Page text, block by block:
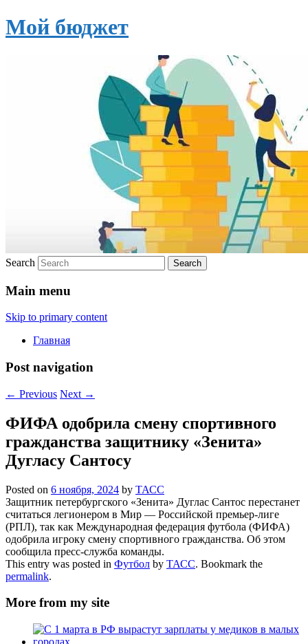
Мой бюджет
Search
Main menu
Skip to primary content
Главная
Post navigation
← Previous Next →
ФИФА одобрила смену спортивного
гражданства защитнику «Зенита»
Дугласу Сантосу
Posted on 6 ноября, 2024 by ТАСС
Защитник петербургского «Зенита» Дуглас Сантос перестанет
считаться легионером в Мир — Российской премьер-лиге
(РПЛ), так как Международная федерация футбола (ФИФА)
одобрила игроку смену спортивного гражданства. Об этом
сообщила пресс-служба команды.
This entry was posted in Футбол by ТАСС. Bookmark the
permalink.
More from my site